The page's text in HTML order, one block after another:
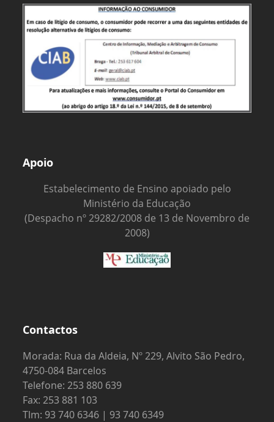
Apoio
Estabelecimento de Ensino apoiado pelo
Ministério da Educação
(Despacho nº 29282/2008 de 13 de Novembro de
2008)
Contactos
Morada: Rua da Aldeia, Nº 229, Alvito São Pedro,
4750-084 Barcelos
Telefone: 253 880 639
Fax: 253 881 103
Tlm: 93 740 6346 | 93 740 6349